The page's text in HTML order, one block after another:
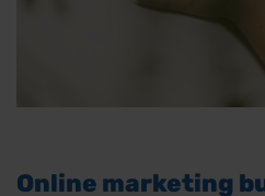
Online marketing